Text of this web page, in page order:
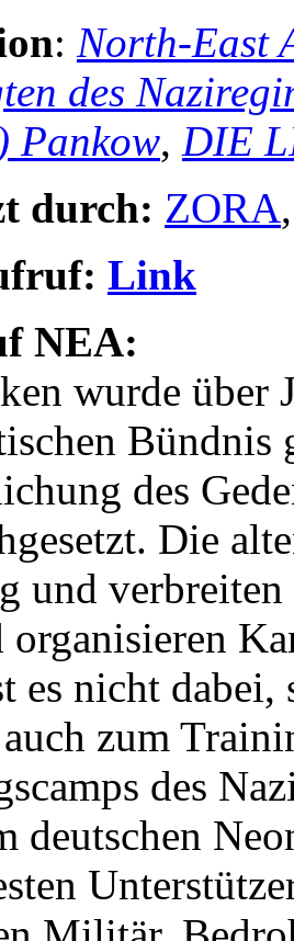
: North-East
des
Pankow, DIE
durch: ZORA
Link
NEA:
wurde über
Bündnis
des
Die
und
es nicht
zum
des
deutschen